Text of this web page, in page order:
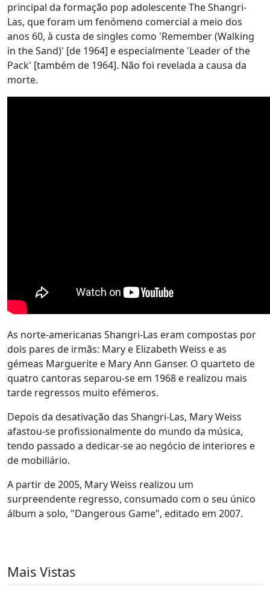
principal da formação pop adolescente The Shangri-
Las, que foram um fenómeno comercial a meio dos
anos 60, à custa de singles como 'Remember (Walking
in the Sand)' [de 1964] e especialmente 'Leader of the
Pack' [também de 1964]. Não foi revelada a causa da
morte.
As norte-americanas Shangri-Las eram compostas por
dois pares de irmãs: Mary e Elizabeth Weiss e as
gémeas Marguerite e Mary Ann Ganser. O quarteto de
quatro cantoras separou-se em 1968 e realizou mais
tarde regressos muito efémeros.
Depois da desativação das Shangri-Las, Mary Weiss
afastou-se profissionalmente do mundo da música,
tendo passado a dedicar-se ao negócio de interiores e
de mobiliário.
A partir de 2005, Mary Weiss realizou um
surpreendente regresso, consumado com o seu único
álbum a solo, "Dangerous Game", editado em 2007.
Mais Vistas